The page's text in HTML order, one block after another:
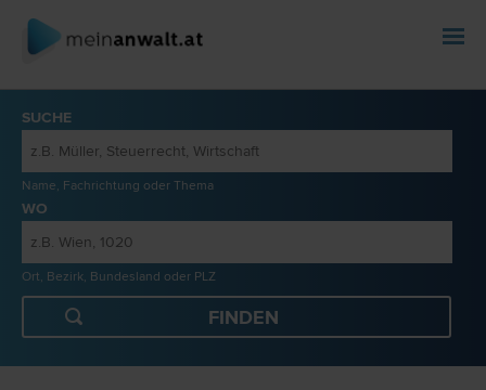
SUCHE
Name, Fachrichtung oder Thema
WO
Ort, Bezirk, Bundesland oder PLZ